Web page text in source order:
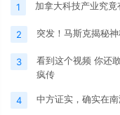
1 加拿大科技产业究竟
2 突发！马斯克揭秘
3
看到这个视频 你还
疯传
4 中方证实，确实在